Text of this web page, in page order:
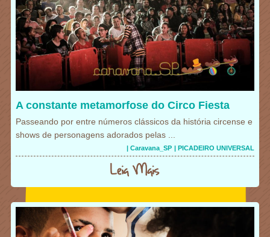
A constante metamorfose do Circo Fiesta
Passeando por entre números clássicos da história circense e
shows de personagens adorados pelas ...
| PICADEIRO UNIVERSAL
| Caravana_SP